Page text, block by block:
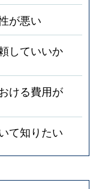
が悪い
していいか
ける費用が
て知りたい